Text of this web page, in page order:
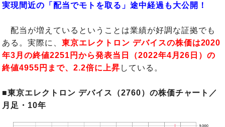
実現間近の「配当でモトを取る」途中経過も大公開！
配当が増えているということは業績が好調な証拠でも
ある。実際に、東京エレクトロン デバイスの株価は2020
年3月の終値2251円から発表当日（2022年4月26日）の
終値4955円まで、2.2倍に上昇 している。
■東京エレクトロン デバイス（2760）の株価チャート／
月足・10年